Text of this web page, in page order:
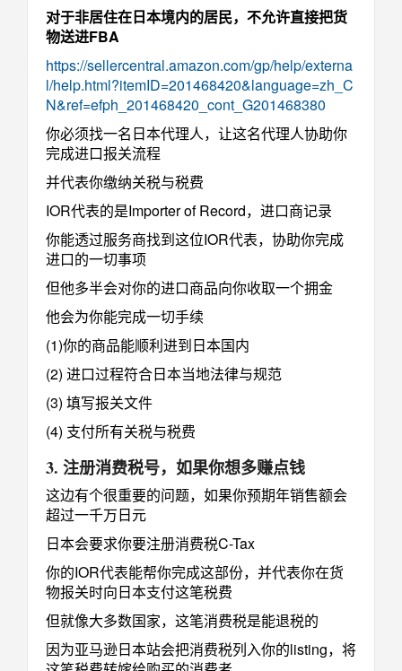
对于非居住在日本境内的居民，不允许直接把货
物送进FBA
https://sellercentral.amazon.com/gp/help/externa
l/help.html?itemID=201468420&language=zh_C
N&ref=efph_201468420_cont_G201468380
你必须找一名日本代理人，让这名代理人协助你
完成进口报关流程
并代表你缴纳关税与税费
IOR代表的是Importer of Record，进口商记录
你能透过服务商找到这位IOR代表，协助你完成
进口的一切事项
但他多半会对你的进口商品向你收取一个拥金
他会为你能完成一切手续
(1)你的商品能顺利进到日本国内
(2) 进口过程符合日本当地法律与规范
(3) 填写报关文件
(4) 支付所有关税与税费
3. 注册消费税号，如果你想多赚点钱
这边有个很重要的问题，如果你预期年销售额会
超过一千万日元
日本会要求你要注册消费税C-Tax
你的IOR代表能帮你完成这部份，并代表你在货
物报关时向日本支付这笔税费
但就像大多数国家，这笔消费税是能退税的
因为亚马逊日本站会把消费税列入你的listing，将